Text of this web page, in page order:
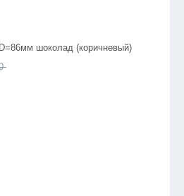
шоколад (коричневый)